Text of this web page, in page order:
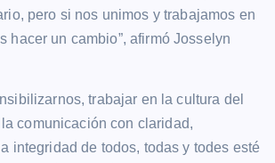
pero si nos unimos y trabajamos en
hacer un cambio”, afirmó Josselyn
trabajar en la cultura del
comunicación con claridad,
integridad de todos, todas y todes esté